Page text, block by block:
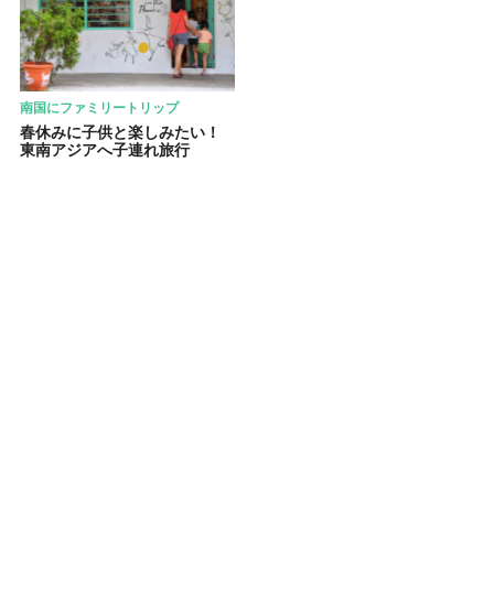
南国にファミリートリップ
春休みに子供と楽しみたい！
東南アジアへ子連れ旅行